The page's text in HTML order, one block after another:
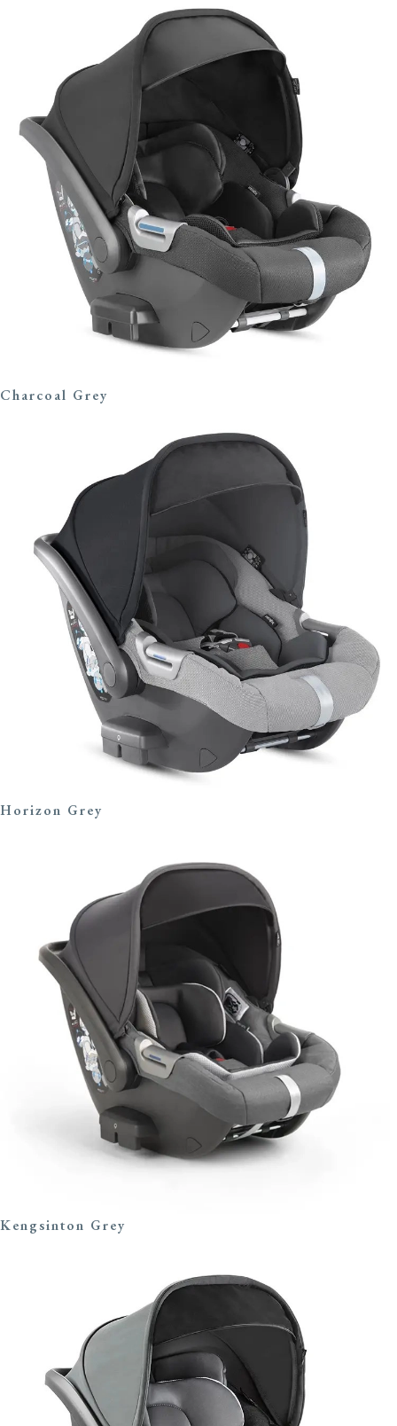
Charcoal Grey
Horizon Grey
Kengsinton Grey